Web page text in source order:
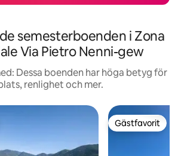
semesterboenden i Zona
Via Pietro Nenni-gew
Dessa boenden har höga betyg för
renlighet och mer.
Gästfavorit
Gästfavorit